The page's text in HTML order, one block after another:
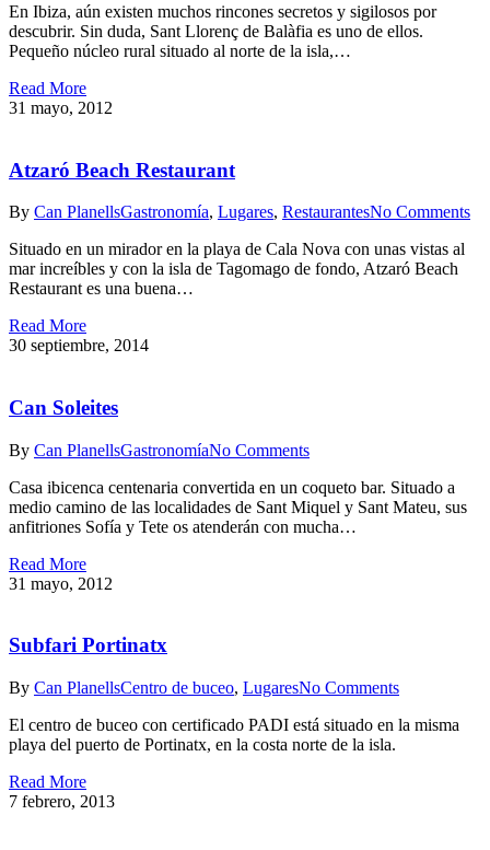
En Ibiza, aún existen muchos rincones secretos y sigilosos por
descubrir. Sin duda, Sant Llorenç de Balàfia es uno de ellos.
Pequeño núcleo rural situado al norte de la isla,…
Read More
31 mayo, 2012
Atzaró Beach Restaurant
By Can PlanellsGastronomía, Lugares, RestaurantesNo Comments
Situado en un mirador en la playa de Cala Nova con unas vistas al
mar increíbles y con la isla de Tagomago de fondo, Atzaró Beach
Restaurant es una buena…
Read More
30 septiembre, 2014
Can Soleites
By Can PlanellsGastronomíaNo Comments
Casa ibicenca centenaria convertida en un coqueto bar. Situado a
medio camino de las localidades de Sant Miquel y Sant Mateu, sus
anfitriones Sofía y Tete os atenderán con mucha…
Read More
31 mayo, 2012
Subfari Portinatx
By Can PlanellsCentro de buceo, LugaresNo Comments
El centro de buceo con certificado PADI está situado en la misma
playa del puerto de Portinatx, en la costa norte de la isla.
Read More
7 febrero, 2013